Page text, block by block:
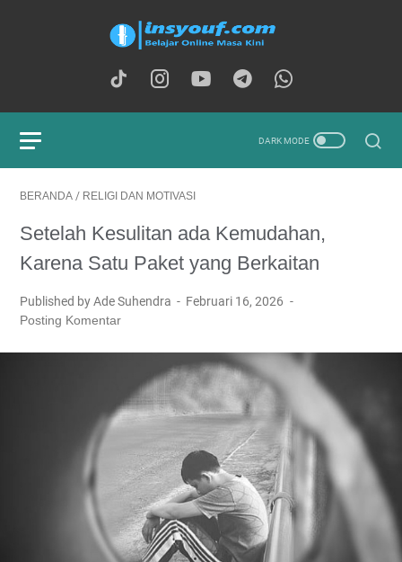
BERANDA / RELIGI DAN MOTIVASI
Setelah Kesulitan ada Kemudahan,
Karena Satu Paket yang Berkaitan
Published by Ade Suhendra
Februari 16, 2026
Posting Komentar